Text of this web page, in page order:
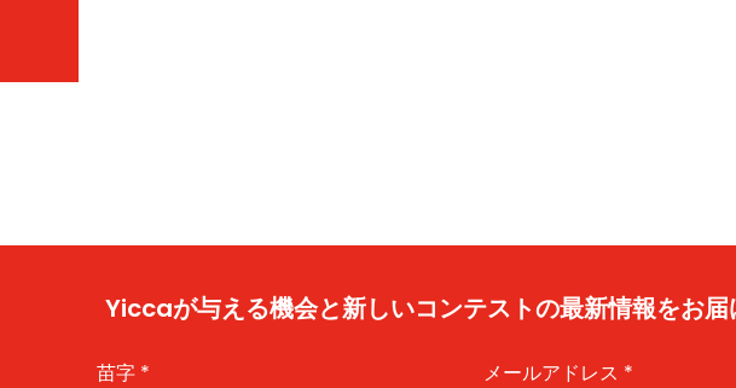
Yiccaが与える機会と新しいコンテストの最新情報をお届
苗字 * メールアドレス *